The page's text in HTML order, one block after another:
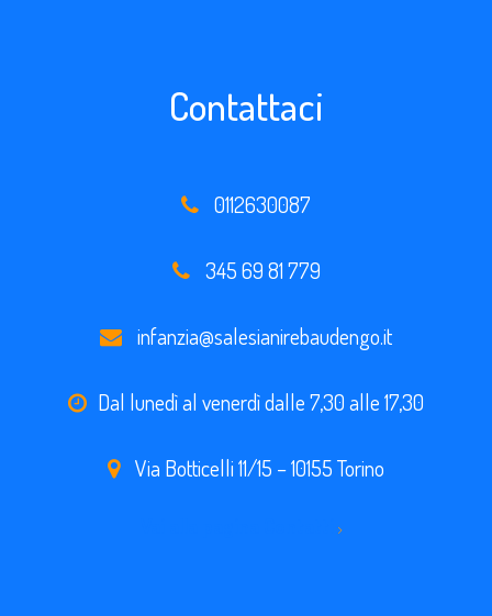
Contattaci
0112630087
345 69 81 779
infanzia@salesianirebaudengo.it
Dal lunedì al venerdì dalle 7,30 alle 17,30
Via Botticelli 11/15 – 10155 Torino